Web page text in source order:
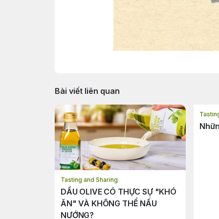
Bài viết liên quan
Tasting and Sharing
DẦU OLIVE CÓ THỰC SỰ "KHÓ
ĂN" VÀ KHÔNG THỂ NẤU
NƯỚNG?